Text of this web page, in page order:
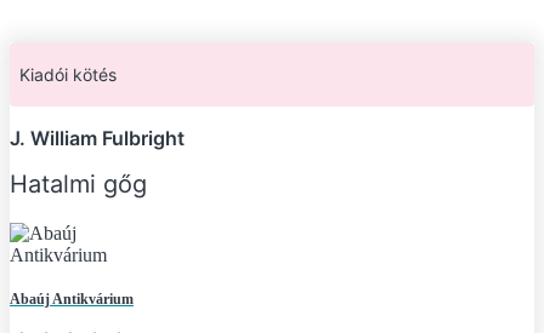
Kiadói kötés
J. William Fulbright
Hatalmi gőg
Abaúj Antikvárium